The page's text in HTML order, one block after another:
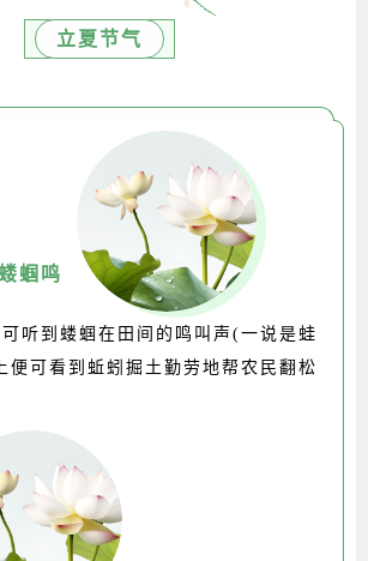
立夏节气
蝈鸣
听到蝼蝈在田间的鸣叫声(一说是蛙
便可看到蚯蚓掘土勤劳地帮农民翻松